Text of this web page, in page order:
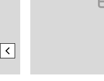
previous element